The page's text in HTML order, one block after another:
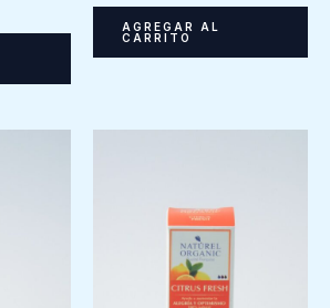
AGREGAR AL
CARRITO